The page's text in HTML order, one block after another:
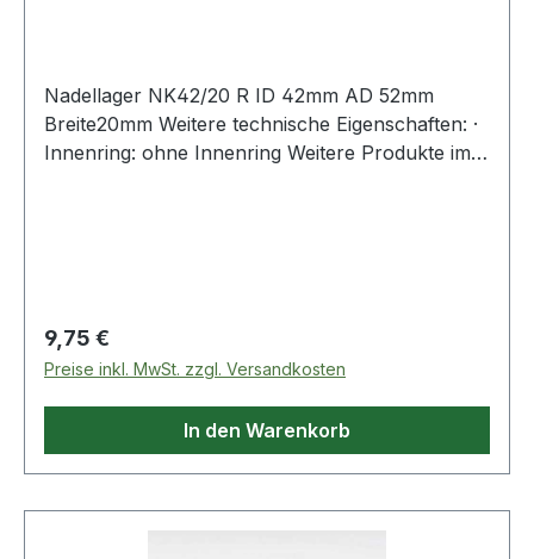
Nadellager NK42/20 R ID 42mm AD 52mm
Breite20mm Weitere technische Eigenschaften: ·
Innenring: ohne Innenring Weitere Produkte im
Regulärer Preis:
9,75 €
Preise inkl. MwSt. zzgl. Versandkosten
In den Warenkorb